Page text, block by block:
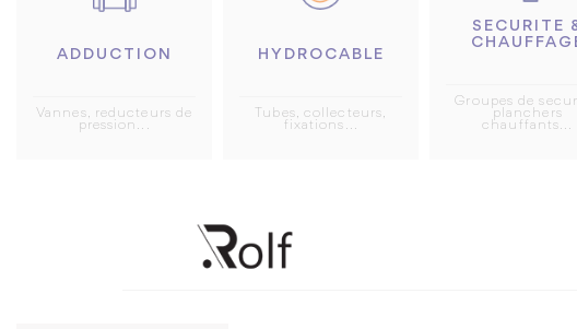
ADDUCTION
Vannes, reducteurs de
pression...
HYDROCABLE
Tubes, collecteurs,
fixations...
SECURITE
Groupes de
planchers
chauffants...